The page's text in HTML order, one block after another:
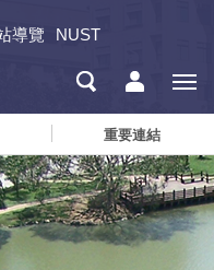
導覽 NUST
重要連結